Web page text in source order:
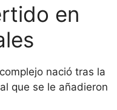
en
nació tras la
que se le añadieron